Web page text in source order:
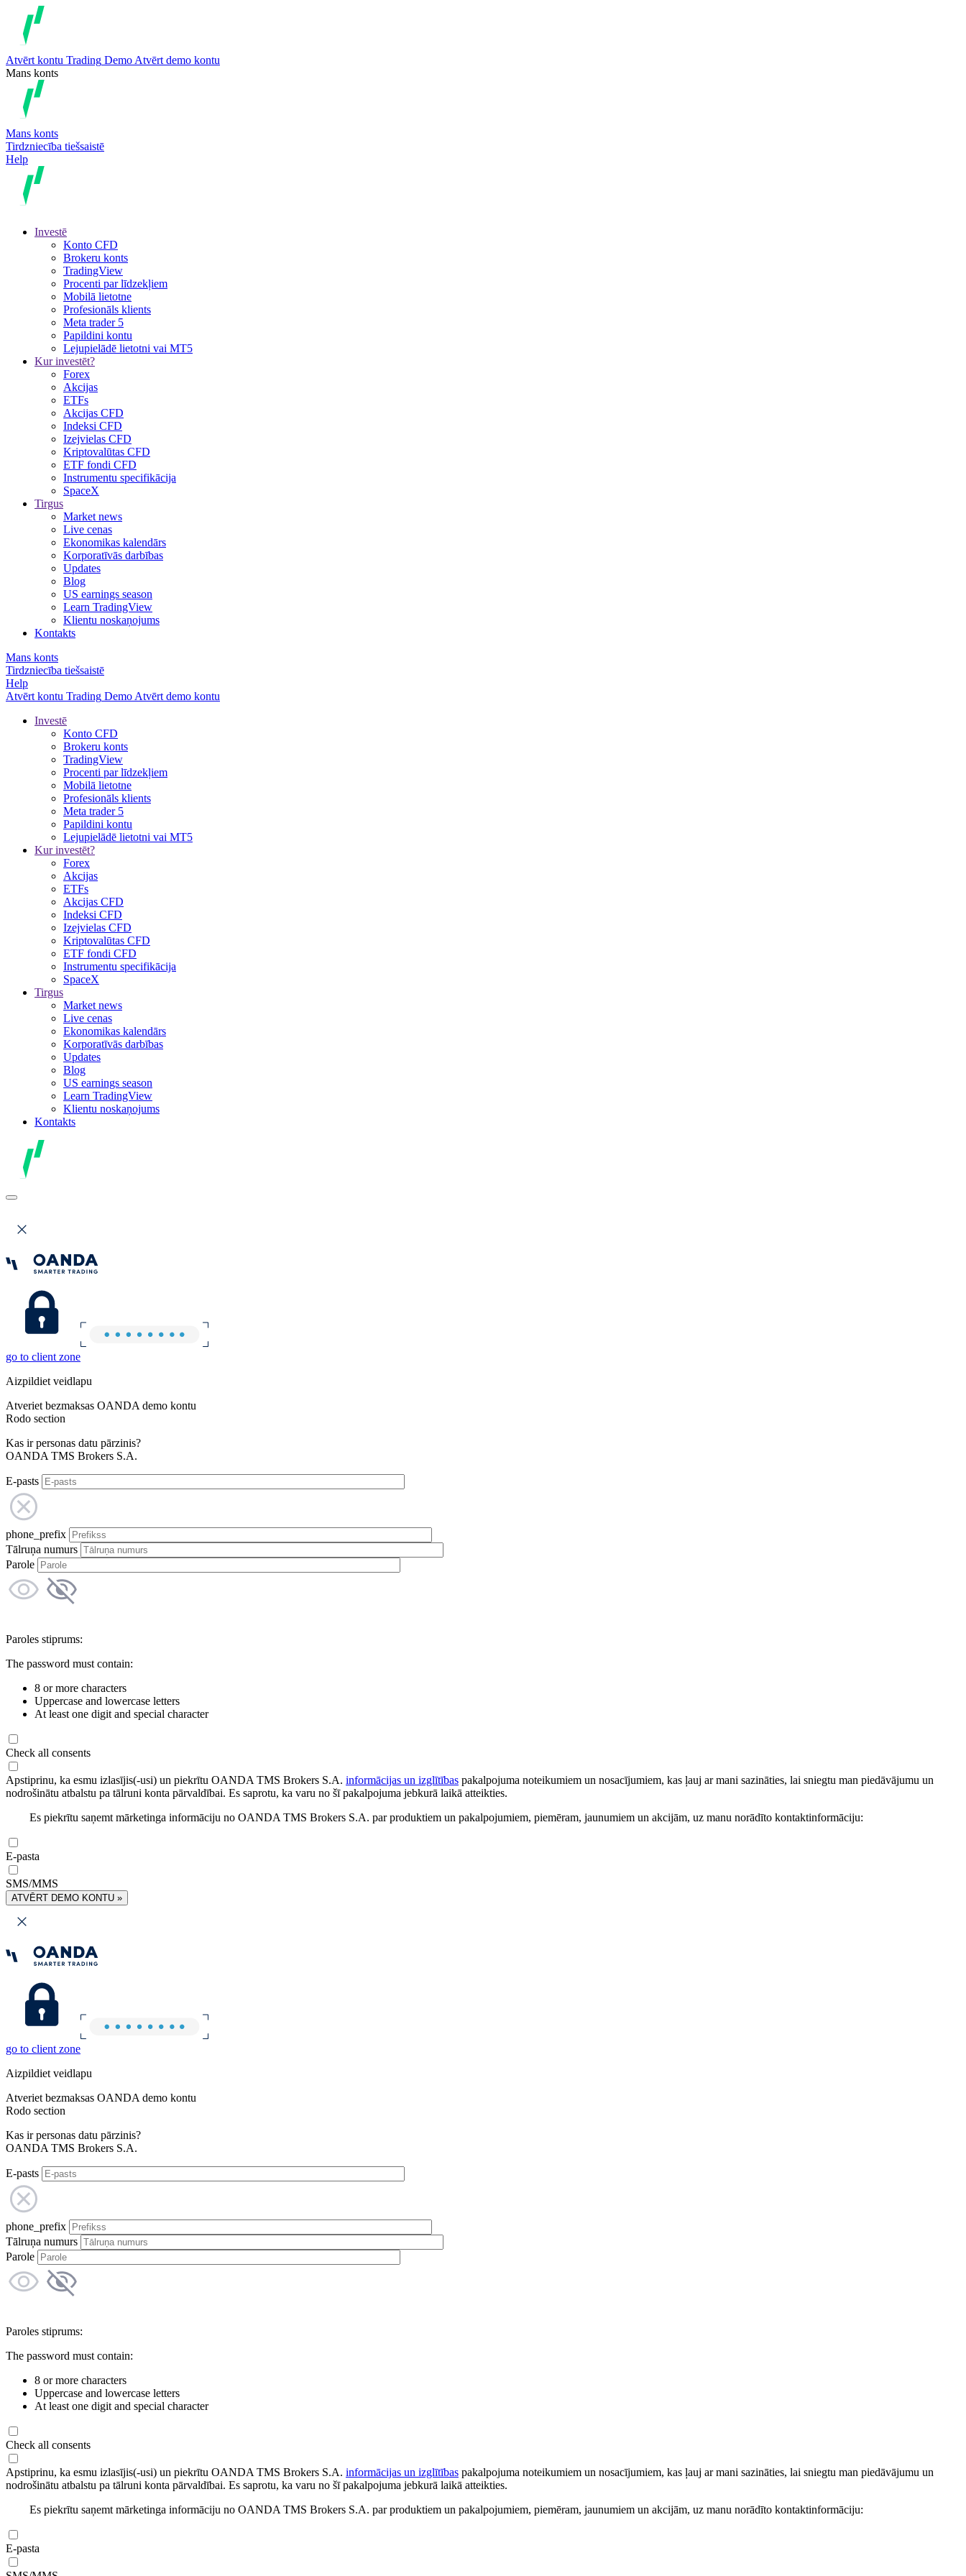
Atvērt kontu Trading Demo Atvērt demo kontu
Mans konts
Mans konts
Tirdzniecība tiešsaistē
Help
Investē
Konto CFD
Brokeru konts
TradingView
Procenti par līdzekļiem
Mobilā lietotne
Profesionāls klients
Meta trader 5
Papildini kontu
Lejupielādē lietotni vai MT5
Kur investēt?
Forex
Akcijas
ETFs
Akcijas CFD
Indeksi CFD
Izejvielas CFD
Kriptovalūtas CFD
ETF fondi CFD
Instrumentu specifikācija
SpaceX
Tirgus
Market news
Live cenas
Ekonomikas kalendārs
Korporatīvās darbības
Updates
Blog
US earnings season
Learn TradingView
Klientu noskaņojums
Kontakts
Mans konts
Tirdzniecība tiešsaistē
Help
Atvērt kontu Trading Demo Atvērt demo kontu
Investē
Konto CFD
Brokeru konts
TradingView
Procenti par līdzekļiem
Mobilā lietotne
Profesionāls klients
Meta trader 5
Papildini kontu
Lejupielādē lietotni vai MT5
Kur investēt?
Forex
Akcijas
ETFs
Akcijas CFD
Indeksi CFD
Izejvielas CFD
Kriptovalūtas CFD
ETF fondi CFD
Instrumentu specifikācija
SpaceX
Tirgus
Market news
Live cenas
Ekonomikas kalendārs
Korporatīvās darbības
Updates
Blog
US earnings season
Learn TradingView
Klientu noskaņojums
Kontakts
go to client zone
Aizpildiet veidlapu
Atveriet bezmaksas OANDA demo kontu
Rodo section
Kas ir personas datu pārzinis?
OANDA TMS Brokers S.A.
E-pasts
phone_prefix
Tālruņa numurs
Parole
Paroles stiprums:
The password must contain:
8 or more characters
Uppercase and lowercase letters
At least one digit and special character
Check all consents
Apstiprinu, ka esmu izlasījis(-usi) un piekrītu OANDA TMS Brokers S.A. informācijas un izglītības pakalpojuma noteikumiem un nosacījumiem, kas ļauj ar mani sazināties, lai sniegtu man piedāvājumu un
nodrošinātu atbalstu pa tālruni konta pārvaldībai. Es saprotu, ka varu no šī pakalpojuma jebkurā laikā atteikties.
Es piekrītu saņemt mārketinga informāciju no OANDA TMS Brokers S.A. par produktiem un pakalpojumiem, piemēram, jaunumiem un akcijām, uz manu norādīto kontaktinformāciju:
E-pasta
SMS/MMS
ATVĒRT DEMO KONTU »
go to client zone
Aizpildiet veidlapu
Atveriet bezmaksas OANDA demo kontu
Rodo section
Kas ir personas datu pārzinis?
OANDA TMS Brokers S.A.
E-pasts
phone_prefix
Tālruņa numurs
Parole
Paroles stiprums:
The password must contain:
8 or more characters
Uppercase and lowercase letters
At least one digit and special character
Check all consents
Apstiprinu, ka esmu izlasījis(-usi) un piekrītu OANDA TMS Brokers S.A. informācijas un izglītības pakalpojuma noteikumiem un nosacījumiem, kas ļauj ar mani sazināties, lai sniegtu man piedāvājumu un
nodrošinātu atbalstu pa tālruni konta pārvaldībai. Es saprotu, ka varu no šī pakalpojuma jebkurā laikā atteikties.
Es piekrītu saņemt mārketinga informāciju no OANDA TMS Brokers S.A. par produktiem un pakalpojumiem, piemēram, jaunumiem un akcijām, uz manu norādīto kontaktinformāciju:
E-pasta